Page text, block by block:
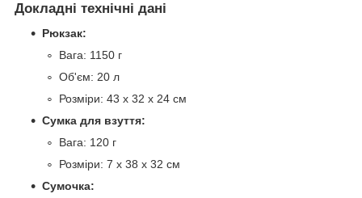
Докладні технічні дані
Рюкзак:
Вага: 1150 г
Об'єм: 20 л
Розміри: 43 x 32 x 24 см
Сумка для взуття:
Вага: 120 г
Розміри: 7 x 38 x 32 см
Сумочка: